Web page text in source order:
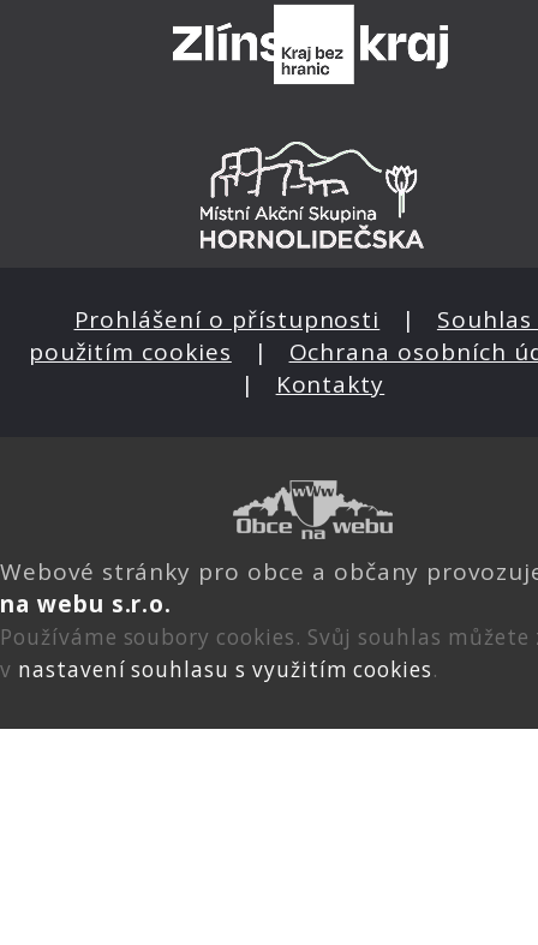
Prohlášení o přístupnosti | Souhlas
použitím cookies | Ochrana osobních
| Kontakty
Webové stránky pro obce a občany
na webu s.r.o.
Používáme soubory cookies. Svůj souhlas
v nastavení souhlasu s využitím cookies.